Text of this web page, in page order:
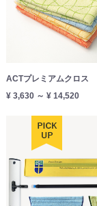
ACTプレミアムクロス
¥ 3,630 ～ ¥ 14,520